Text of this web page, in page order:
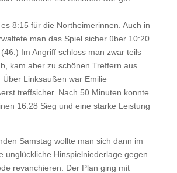
8:15 für die Northeimerinnen. Auch in
man das Spiel sicher über 10:20
Im Angriff schloss man zwar teils
kam aber zu schönen Treffern aus
Linksaußen war Emilie
treffsicher. Nach 50 Minuten konnte
16:28 Sieg und eine starke Leistung
Samstag wollte man sich dann im
unglückliche Hinspielniederlage gegen
revanchieren. Der Plan ging mit